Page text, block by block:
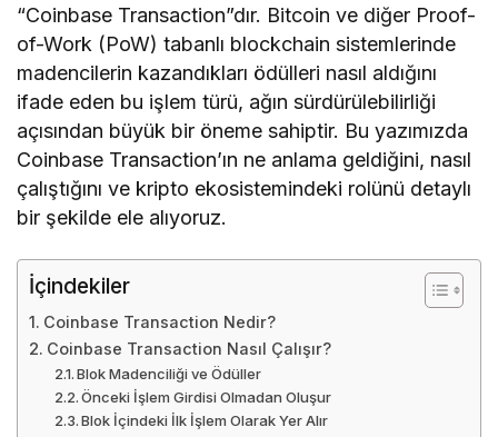
“Coinbase Transaction”dır. Bitcoin ve diğer Proof-
of-Work (PoW) tabanlı blockchain sistemlerinde
madencilerin kazandıkları ödülleri nasıl aldığını
ifade eden bu işlem türü, ağın sürdürülebilirliği
açısından büyük bir öneme sahiptir. Bu yazımızda
Coinbase Transaction’ın ne anlama geldiğini, nasıl
çalıştığını ve kripto ekosistemindeki rolünü detaylı
bir şekilde ele alıyoruz.
İçindekiler
Coinbase Transaction Nedir?
Coinbase Transaction Nasıl Çalışır?
Blok Madenciliği ve Ödüller
Önceki İşlem Girdisi Olmadan Oluşur
Blok İçindeki İlk İşlem Olarak Yer Alır